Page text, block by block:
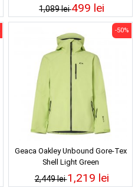
1,089 lei499 lei
Geaca Oakley Unbound Gore-Tex
Shell Light Green
2,449 lei
-50%
1,219 lei